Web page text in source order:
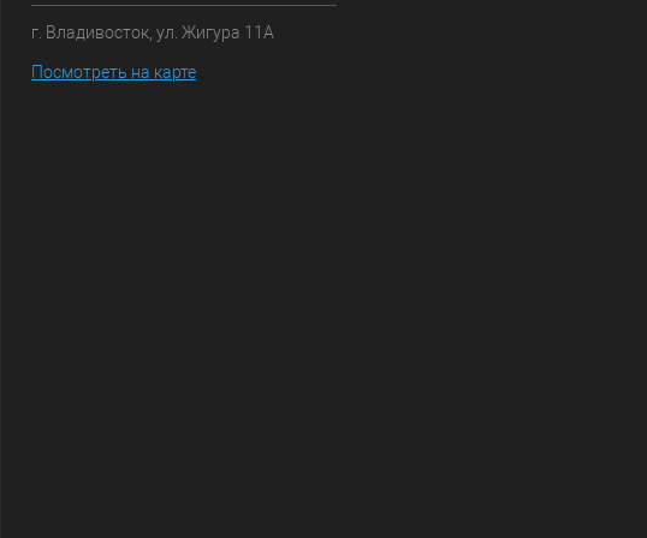
г. Владивосток, ул. Жигура 11А
Посмотреть на карте